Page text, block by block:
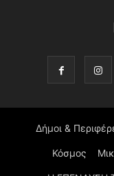
Δήμοι &
Κόσμος